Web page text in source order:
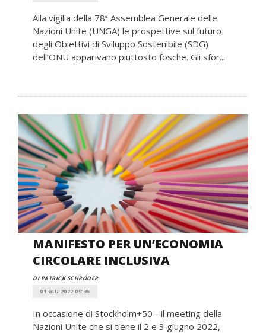
Alla vigilia della 78ª Assemblea Generale delle
Nazioni Unite (UNGA) le prospettive sul futuro
degli Obiettivi di Sviluppo Sostenibile (SDG)
dell’ONU apparivano piuttosto fosche. Gli sfor...
MANIFESTO PER UN’ECONOMIA
CIRCOLARE INCLUSIVA
DI PATRICK SCHRÖDER
01 GIU 2022 09:36
In occasione di Stockholm+50 - il meeting della
Nazioni Unite che si tiene il 2 e 3 giugno 2022,